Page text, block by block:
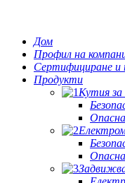
Дом
Профил на
Сертифициране
Продукти
Кутия за